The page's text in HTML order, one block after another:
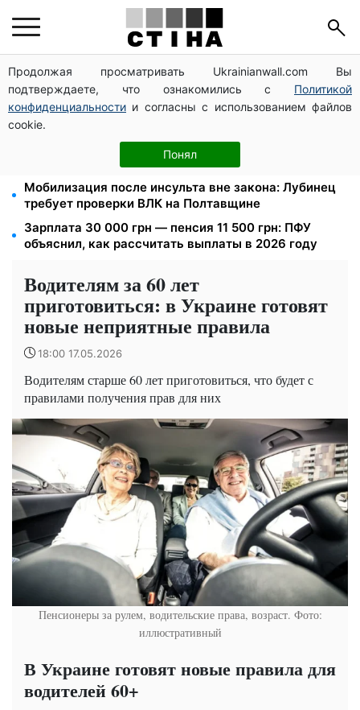
Продолжая просматривать Ukrainianwall.com Вы
подтверждаете, что ознакомились с Политикой
конфиденциальности и согласны с использованием файлов
cookie.
Понял
Тарифы на воду взлетели до 91,24 грн/куб, газ
может достичь 15 грн: коммунальные цены в
августе
Субсидии отменят, льготы на коммуналку
аннулируют: ПФУ проверяет доходы пенсионеров в
Мобилизация после инсульта вне закона: Лубинец
требует проверки ВЛК на Полтавщине
Зарплата 30 000 грн — пенсия 11 500 грн: ПФУ
объяснил, как рассчитать выплаты в 2026 году
Водителям за 60 лет
приготовиться: в Украине готовят
новые неприятные правила
18:00 17.05.2026
Водителям старше 60 лет приготовиться, что будет с
правилами получения прав для них
Пенсионеры за рулем, водительские права, возраст. Фото:
иллюстративный
В Украине готовят новые правила для
водителей 60+